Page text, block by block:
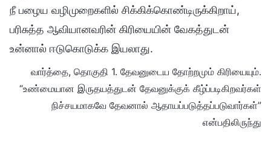
நீ பழைய வழிமுறைகளில் சிக்கிக்கொண்டிருக்கிறாய்,
பரிசுத்த ஆவியானவரின் கிரியையின் வேகத்துடன்
உன்னால் ஈடுகொடுக்க இயலாது.
வார்த்தை, தொகுதி 1. தேவனுடைய தோற்றமும் கிரியையும்.
“உண்மையான இருதயத்துடன் தேவனுக்குக் கீழ்ப்படிகிறவர்கள்
நிச்சயமாகவே தேவனால் ஆதாயப்படுத்தப்படுவார்கள்”
என்பதிலிருந்து